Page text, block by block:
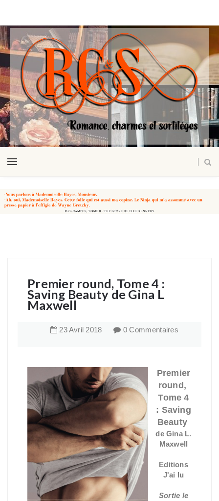
Premier round, Tome 4 :
Saving Beauty de Gina L
Maxwell
23Avril 2018 0 Commentaires
Premier
round,
Tome 4
: Saving
Beauty
de Gina L.
Maxwell
Editions
J'ai lu
Sortie le